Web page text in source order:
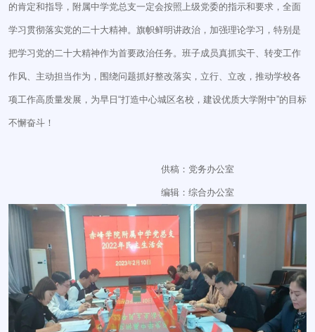
的肯定和指导，附属中学党总支一定会按照上级党委的指示和要求，全面
学习贯彻落实党的二十大精神。旗帜鲜明讲政治，加强理论学习，特别是
把学习党的二十大精神作为首要政治任务。班子成员真抓实干、转变工作
作风、主动担当作为，围绕问题抓好整改落实，立行、立改，推动学校各
项工作高质量发展，为早日“打造中心城区名校，建设优质大学附中”的目标
不懈奋斗！
供稿：党务办公室
编辑：综合办公室